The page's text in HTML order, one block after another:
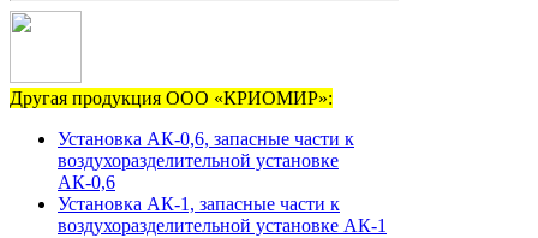
Другая продукция ООО «КРИОМИР»:
Установка АК-0,6, запасные части к
воздухоразделительной установке
АК-0,6
Установка АК-1, запасные части к
воздухоразделительной установке АК-1